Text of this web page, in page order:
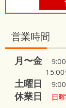
営業時間
月〜金 9:00
15:00〜
土曜日 9:00
休業日 日